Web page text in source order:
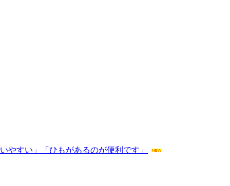
すい」「ひもがあるのが便利です」